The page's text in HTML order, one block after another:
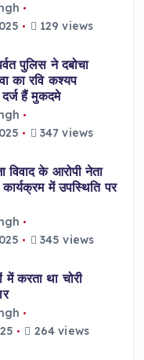
129 views
पुलिस ने दबोचा
का रवि कश्यप
दर्ज हैं मुकदमे
347 views
के आरोपी नेता
में उपस्थिति पर
345 views
करता था चोरी
264 views